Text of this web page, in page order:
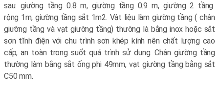
sau: giường tầng 0.8 m, giường tầng 0.9 m, giường 2 tầng
rộng 1m, giường tầng sắt 1m2. Vật liệu làm giường tầng ( chân
giường tầng và vạt giường tầng) thường là bằng inox hoặc sắt
sơn tĩnh điện với chu trình sơn khép kính nên chất lượng cao
cấp, an toàn trong suốt quá trình sử dụng. Chân giường tầng
thường làm bằng sắt ống phi 49mm, vạt giường tầng bằng sắt
C50 mm.